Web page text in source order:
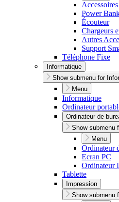
Power
Écouteur
Chargeurs
Autres
Support
Téléphone Fixe
Informatique
Show submenu for
Menu
Informatique
Ordinateur
Ordinateur de
Show submenu
Menu
Ordinateur
Ecran PC
Ordinateur
Tablette
Impression
Show submenu